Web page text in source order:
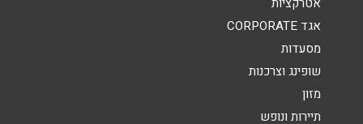
אגד CORPORATE
מסעדות
שופינג וצרכנות
מזון
תיירות ונופש